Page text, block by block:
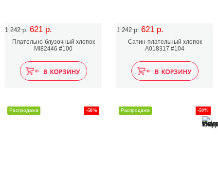
1 242 р. 621 р.
Плательно-блузочный хлопок
MI82446 #100
1 242 р. 621 р.
Сатин-плательный хлопок
A018317 #104
-50%
Распродажа -50%
Распродажа